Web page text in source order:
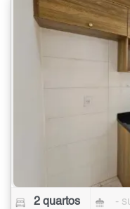
2 quartos -